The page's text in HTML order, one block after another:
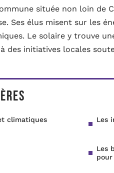
située non loin de
Ses élus misent sur les
Le solaire y trouve
des initiatives locales
climatiques
Les
Les